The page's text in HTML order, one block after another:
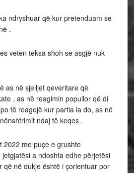
ndryshuar që kur pretenduam se
.
veten teksa shoh se asgjë nuk
as në sjelljet qeveritare që
, as në reagimin popullor që di
të reagojë kur partia ia do, as në
ndaj të keqes .
2022 me puçe e grushte
a ndoshta edhe përjetësi
që në dukje është i çorientuar por